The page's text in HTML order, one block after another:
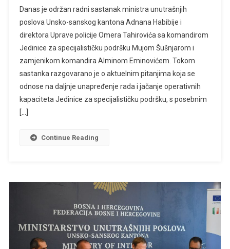
Danas je održan radni sastanak ministra unutrašnjih
poslova Unsko-sanskog kantona Adnana Habibije i
direktora Uprave policije Omera Tahirovića sa komandirom
Jedinice za specijalističku podršku Mujom Šušnjarom i
zamjenikom komandira Alminom Eminovićem. Tokom
sastanka razgovarano je o aktuelnim pitanjima koja se
odnose na daljnje unapređenje rada i jačanje operativnih
kapaciteta Jedinice za specijalističku podršku, s posebnim
[…]
Continue Reading